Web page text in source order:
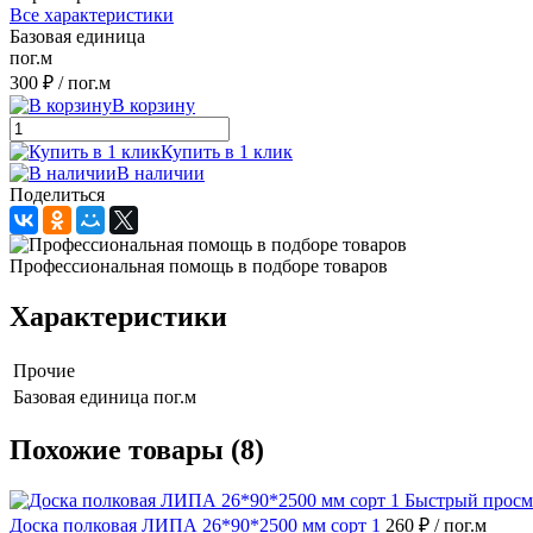
Все характеристики
Базовая единица
пог.м
300 ₽ / пог.м
В корзину
Купить в 1 клик
В наличии
Поделиться
Профессиональная помощь в подборе товаров
Характеристики
Прочие
Базовая единица пог.м
Похожие товары (8)
Быстрый
Доска полковая ЛИПА 26*90*2500 мм сорт 1 260 ₽ / пог.м